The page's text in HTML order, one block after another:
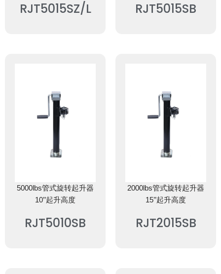
RJT5015SZ/L RJT5015SB
5000lbs管式旋转起升器
10’’起升高度
RJT5010SB
2000lbs管式旋转起升器
15’’起升高度
RJT2015SB